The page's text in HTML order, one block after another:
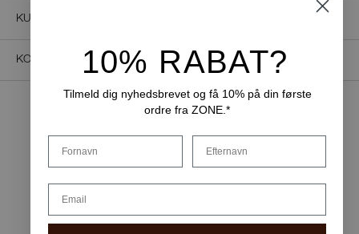
KUNDESERVICE
KONTAKT OS10% RABAT?
Tilmeld dig nyhedsbrevet og få 10% på din første
ordre fra ZONE.*
Fornavn Efternavn
Email